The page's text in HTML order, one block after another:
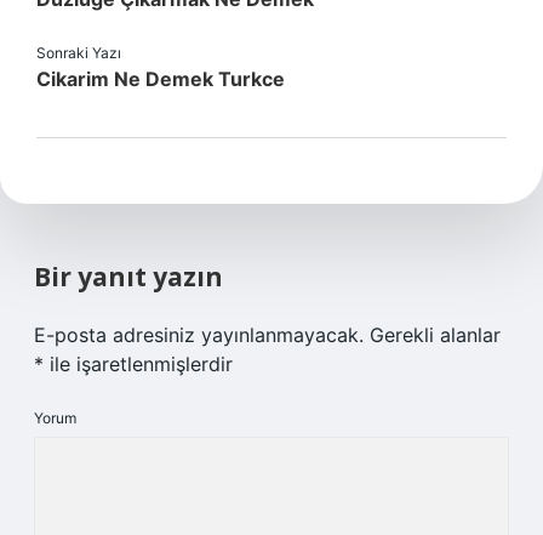
Sonraki Yazı
Cikarim Ne Demek Turkce
Bir yanıt yazın
E-posta adresiniz yayınlanmayacak. Gerekli alanlar
* ile işaretlenmişlerdir
Yorum